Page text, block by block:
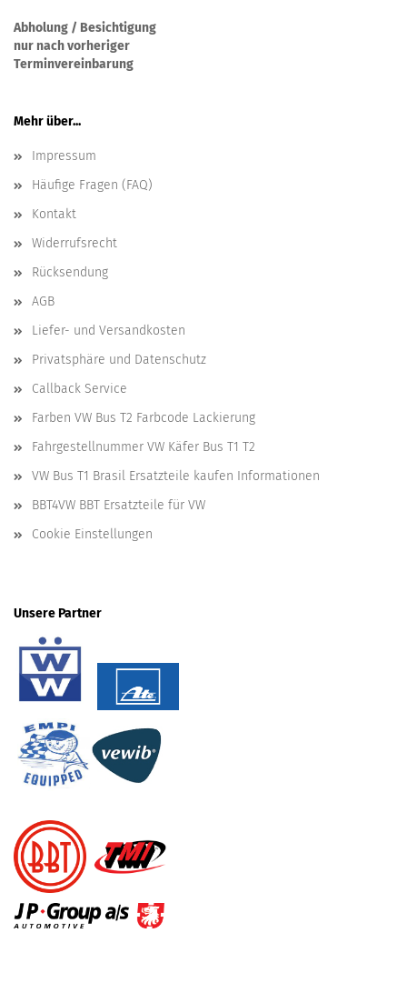
Abholung / Besichtigung
nur nach vorheriger
Terminvereinbarung
Mehr über...
Impressum
Häufige Fragen (FAQ)
Kontakt
Widerrufsrecht
Rücksendung
AGB
Liefer- und Versandkosten
Privatsphäre und Datenschutz
Callback Service
Farben VW Bus T2 Farbcode Lackierung
Fahrgestellnummer VW Käfer Bus T1 T2
VW Bus T1 Brasil Ersatzteile kaufen Informationen
BBT4VW BBT Ersatzteile für VW
Cookie Einstellungen
Unsere Partner